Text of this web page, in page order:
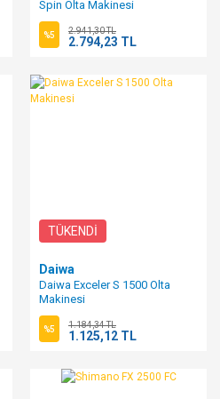
Spin Olta Makinesi
%5 2.941,30 TL
2.794,23 TL
TÜKENDİ
Daiwa
Daiwa Exceler S 1500 Olta
Makinesi
%5 1.184,34 TL
1.125,12 TL